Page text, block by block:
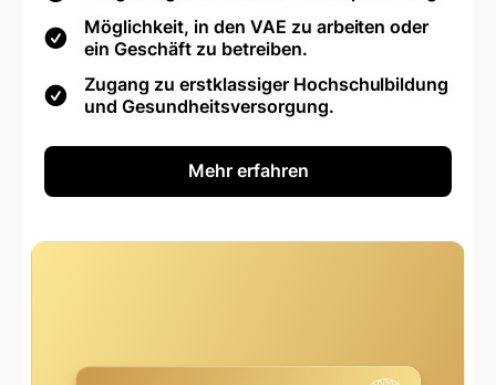
Möglichkeit, in den VAE zu arbeiten oder
ein Geschäft zu betreiben.
Zugang zu erstklassiger Hochschulbildung
und Gesundheitsversorgung.
Mehr erfahren